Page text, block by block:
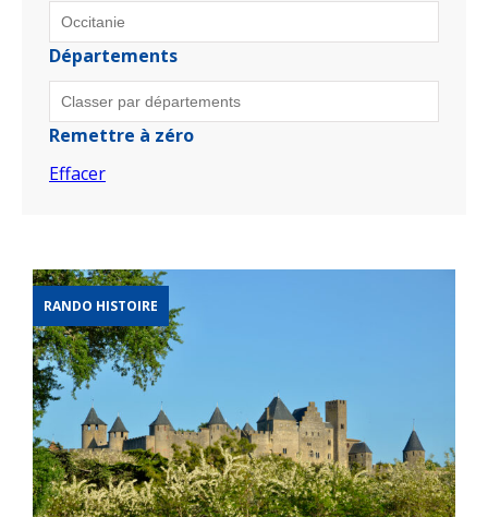
Départements
Remettre à zéro
Effacer
RANDO HISTOIRE